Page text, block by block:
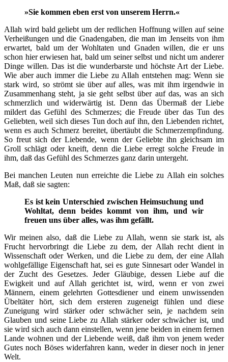
»Sie kommen eben erst von unserem Herrn.«
Allah wird bald geliebt um der redlichen Hoffnung willen auf seine
Verheißungen und die Gnadengaben, die man im Jenseits von ihm
erwartet, bald um der Wohltaten und Gnaden willen, die er uns
schon hier erwiesen hat, bald um seiner selbst und nicht um anderer
Dinge willen. Das ist die wunderbarste und höchste Art der Liebe.
Wie aber auch immer die Liebe zu Allah entstehen mag: Wenn sie
stark wird, so strömt sie über auf alles, was mit ihm irgendwie in
Zusammenhang steht, ja sie geht selbst über auf das, was an sich
schmerzlich und widerwärtig ist. Denn das Übermaß der Liebe
mildert das Gefühl des Schmerzes; die Freude über das Tun des
Geliebten, weil sich dieses Tun doch auf ihn, den Liebenden richtet,
wenn es auch Schmerz bereitet, übertäubt die Schmerzempfindung.
So freut sich der Liebende, wenn der Geliebte ihn gleichsam im
Groll schlägt oder kneift, denn die Liebe erregt solche Freude in
ihm, daß das Gefühl des Schmerzes ganz darin untergeht.
Bei manchen Leuten nun erreichte die Liebe zu Allah ein solches
Maß, daß sie sagten:
Es ist kein Unterschied zwischen Heimsuchung und
Wohltat, denn beides kommt von ihm, und wir
freuen uns über alles, was ihm gefällt.
Wir meinen also, daß die Liebe zu Allah, wenn sie stark ist, als
Frucht hervorbringt die Liebe zu dem, der Allah recht dient in
Wissenschaft oder Werken, und die Liebe zu dem, der eine Allah
wohlgefällige Eigenschaft hat, sei es gute Sinnesart oder Wandel in
der Zucht des Gesetzes. Jeder Gläubige, dessen Liebe auf die
Ewigkeit und auf Allah gerichtet ist, wird, wenn er von zwei
Männern, einem gelehrten Gottesdiener und einem unwissenden
Übeltäter hört, sich dem ersteren zugeneigt fühlen und diese
Zuneigung wird stärker oder schwächer sein, je nachdem sein
Glauben und seine Liebe zu Allah stärker oder schwächer ist, und
sie wird sich auch dann einstellen, wenn jene beiden in einem fernen
Lande wohnen und der Liebende weiß, daß ihm von jenem weder
Gutes noch Böses widerfahren kann, weder in dieser noch in jener
Welt.